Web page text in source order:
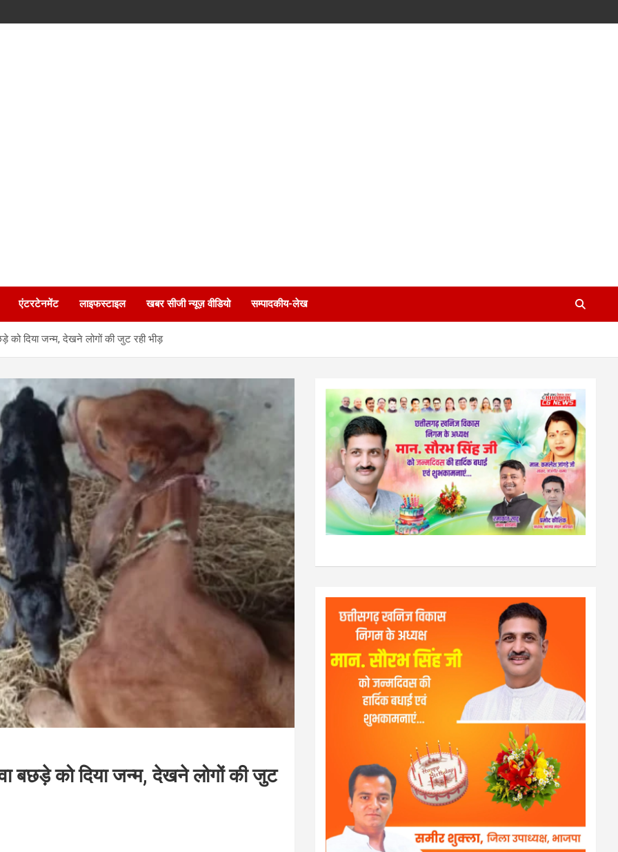
एंटरटेनमेंट लाइफस्टाइल खबर सीजी न्यूज़ वीडियो सम्पादकीय-लेख
को दिया जन्म, देखने लोगों की जुट रही भीड़
बछड़े को दिया जन्म, देखने लोगों की जुट